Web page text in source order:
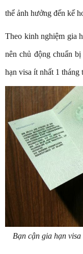
thể ảnh hưởng đến kế
Theo kinh nghiệm gia
nên chủ động chuẩn
hạn visa ít nhất 1 tháng
Bạn cận gia hạn